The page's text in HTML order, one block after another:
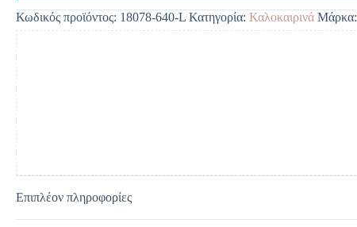
e
r
n
a
t
i
v
e
:
Κωδικός προϊόντος: 18078-640-L Κατηγορία: Καλοκαιρινά Μάρκα:
Επιπλέον πληροφορίες